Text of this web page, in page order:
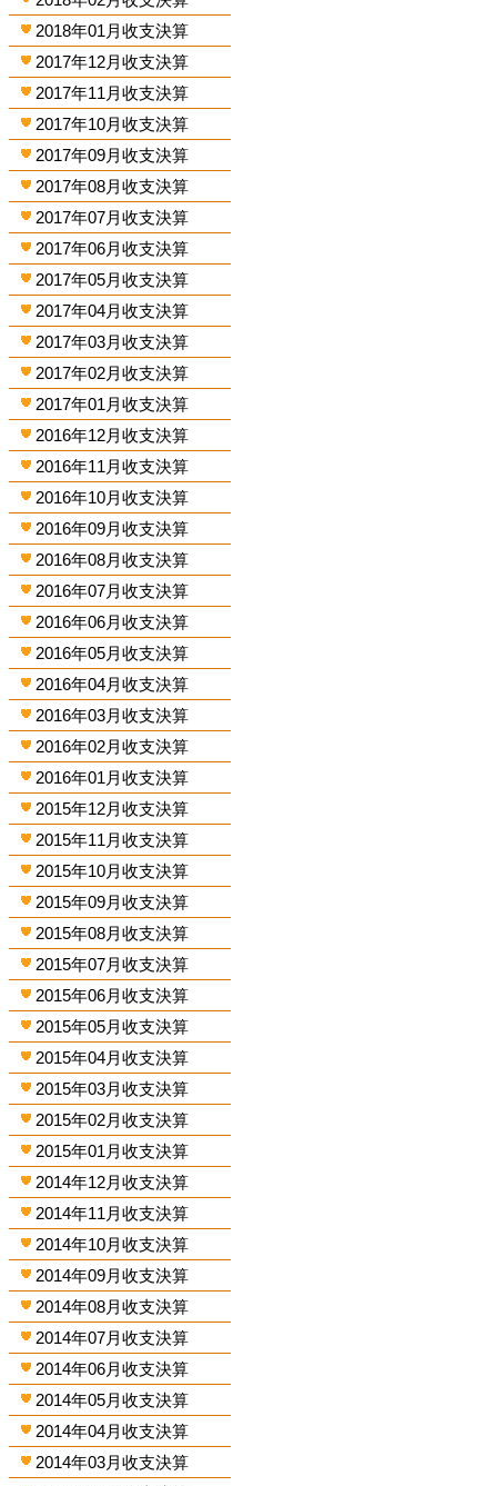
2018年01月收支決算
2017年12月收支決算
2017年11月收支決算
2017年10月收支決算
2017年09月收支決算
2017年08月收支決算
2017年07月收支決算
2017年06月收支決算
2017年05月收支決算
2017年04月收支決算
2017年03月收支決算
2017年02月收支決算
2017年01月收支決算
2016年12月收支決算
2016年11月收支決算
2016年10月收支決算
2016年09月收支決算
2016年08月收支決算
2016年07月收支決算
2016年06月收支決算
2016年05月收支決算
2016年04月收支決算
2016年03月收支決算
2016年02月收支決算
2016年01月收支決算
2015年12月收支決算
2015年11月收支決算
2015年10月收支決算
2015年09月收支決算
2015年08月收支決算
2015年07月收支決算
2015年06月收支決算
2015年05月收支決算
2015年04月收支決算
2015年03月收支決算
2015年02月收支決算
2015年01月收支決算
2014年12月收支決算
2014年11月收支決算
2014年10月收支決算
2014年09月收支決算
2014年08月收支決算
2014年07月收支決算
2014年06月收支決算
2014年05月收支決算
2014年04月收支決算
2014年03月收支決算